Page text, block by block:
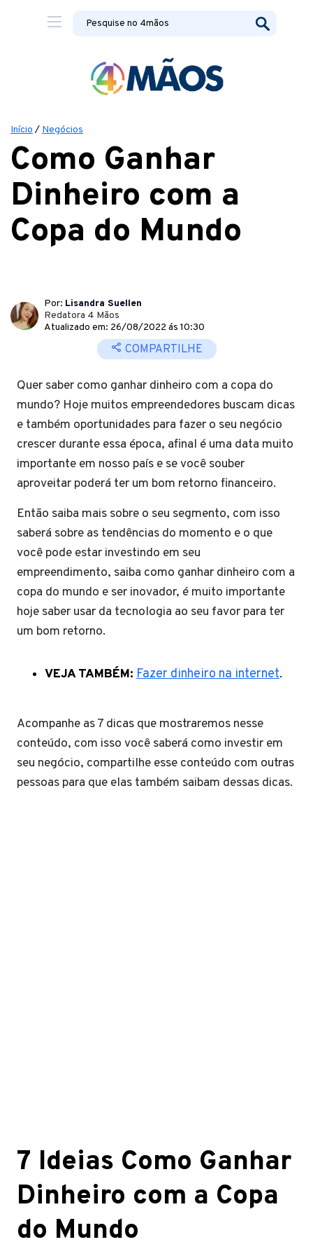
Início / Negócios
Como Ganhar
Dinheiro com a
Copa do Mundo
Por: Lisandra Suellen
Redatora 4 Mãos
Atualizado em: 26/08/2022 ás 10:30
COMPARTILHE
Quer saber como ganhar dinheiro com a copa do
mundo? Hoje muitos empreendedores buscam dicas
e também oportunidades para fazer o seu negócio
crescer durante essa época, afinal é uma data muito
importante em nosso país e se você souber
aproveitar poderá ter um bom retorno financeiro.
Então saiba mais sobre o seu segmento, com isso
saberá sobre as tendências do momento e o que
você pode estar investindo em seu
empreendimento, saiba como ganhar dinheiro com a
copa do mundo e ser inovador, é muito importante
hoje saber usar da tecnologia ao seu favor para ter
um bom retorno.
VEJA TAMBÉM: Fazer dinheiro na internet.
Acompanhe as 7 dicas que mostraremos nesse
conteúdo, com isso você saberá como investir em
seu negócio, compartilhe esse conteúdo com outras
pessoas para que elas também saibam dessas dicas.
7 Ideias Como Ganhar
Dinheiro com a Copa
do Mundo